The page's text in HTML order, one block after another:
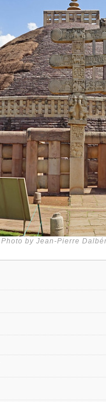
Photo by Jean-Pierre